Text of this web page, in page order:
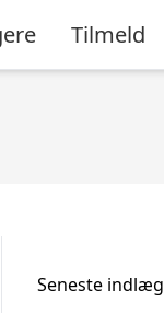
Tilmeld
Seneste indlæg